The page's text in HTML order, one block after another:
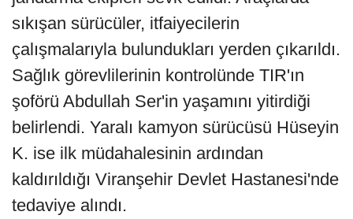
sıkışan sürücüler, itfaiyecilerin
çalışmalarıyla bulundukları yerden çıkarıldı.
Sağlık görevlilerinin kontrolünde TIR'ın
şoförü Abdullah Ser'in yaşamını yitirdiği
belirlendi. Yaralı kamyon sürücüsü Hüseyin
K. ise ilk müdahalesinin ardından
kaldırıldığı Viranşehir Devlet Hastanesi'nde
tedaviye alındı.